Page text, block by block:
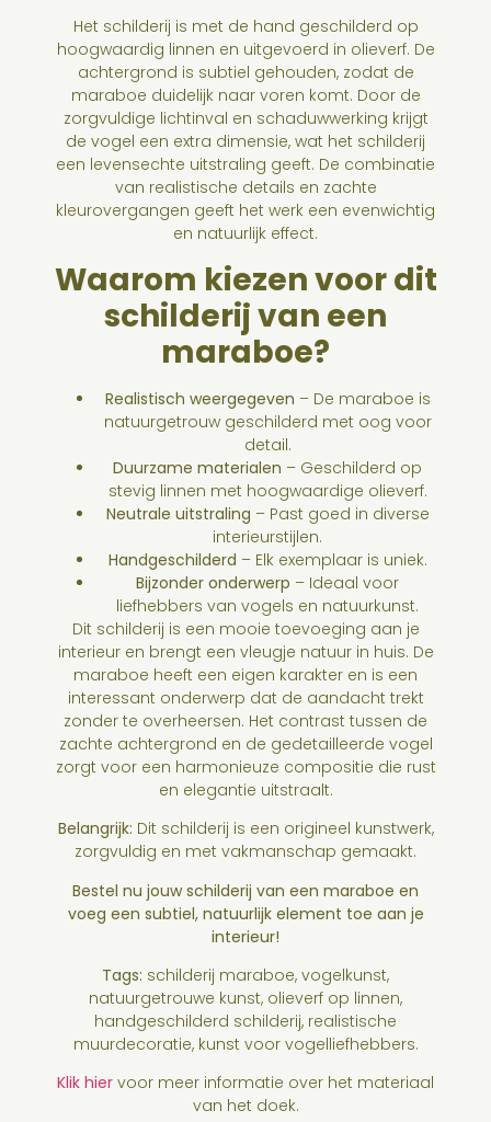
Het schilderij is met de hand geschilderd op
hoogwaardig linnen en uitgevoerd in olieverf. De
achtergrond is subtiel gehouden, zodat de
maraboe duidelijk naar voren komt. Door de
zorgvuldige lichtinval en schaduwwerking krijgt
de vogel een extra dimensie, wat het schilderij
een levensechte uitstraling geeft. De combinatie
van realistische details en zachte
kleurovergangen geeft het werk een evenwichtig
en natuurlijk effect.
Waarom kiezen voor dit
schilderij van een
maraboe?
Realistisch weergegeven – De maraboe is
natuurgetrouw geschilderd met oog voor
detail.
Duurzame materialen – Geschilderd op
stevig linnen met hoogwaardige olieverf.
Neutrale uitstraling – Past goed in diverse
interieurstijlen.
Handgeschilderd – Elk exemplaar is uniek.
Bijzonder onderwerp – Ideaal voor
liefhebbers van vogels en natuurkunst.
Dit schilderij is een mooie toevoeging aan je
interieur en brengt een vleugje natuur in huis. De
maraboe heeft een eigen karakter en is een
interessant onderwerp dat de aandacht trekt
zonder te overheersen. Het contrast tussen de
zachte achtergrond en de gedetailleerde vogel
zorgt voor een harmonieuze compositie die rust
en elegantie uitstraalt.
Belangrijk: Dit schilderij is een origineel kunstwerk,
zorgvuldig en met vakmanschap gemaakt.
Bestel nu jouw schilderij van een maraboe en
voeg een subtiel, natuurlijk element toe aan je
interieur!
Tags: schilderij maraboe, vogelkunst,
natuurgetrouwe kunst, olieverf op linnen,
handgeschilderd schilderij, realistische
muurdecoratie, kunst voor vogelliefhebbers.
Klik hier voor meer informatie over het materiaal
van het doek.